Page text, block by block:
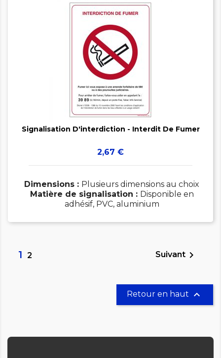


Signalisation D'interdiction - Interdit De Fumer
Prix
2,67 €
Dimensions : Plusieurs dimensions au choix
Matière de signalisation : Disponible en
adhésif, PVC, aluminium
1 2 Suivant 
Retour en haut 